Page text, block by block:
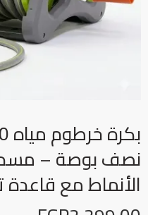
نصف بوصة –
الأنماط مع قاعدة